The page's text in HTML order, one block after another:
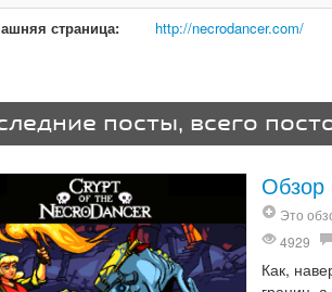
страница:
http://necrodancer.com/
посты, всего
Обзор
Это
4929
Как,